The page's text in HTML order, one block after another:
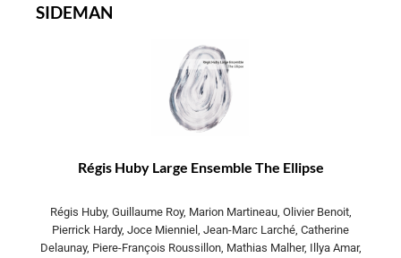
SIDEMAN
Régis Huby Large Ensemble The Ellipse
Régis Huby, Guillaume Roy, Marion Martineau, Olivier Benoit,
Pierrick Hardy, Joce Mienniel, Jean-Marc Larché, Catherine
Delaunay, Piere-François Roussillon, Mathias Malher, Illya Amar,